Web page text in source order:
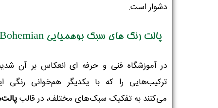
دشوار است.
پالت رنگ های سبک بوهمیایی Bohemian
در آموزشگاه فنی و حرفه ای انعکاس بر آن
ترکیب‌هایی را که با یکدیگر هم‌خوانی رنگی
می‌کنند به تفکیک سبک‌های مختلف، در قالب